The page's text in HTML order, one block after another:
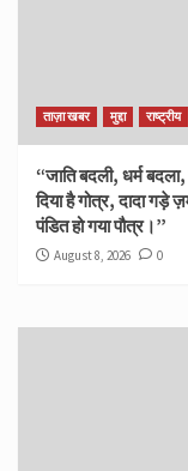
ताज़ा खबर मुद्दा राष्ट्रीय
“जाति बदली, धर्म
दिया है गोत्र, दादा गड़े
पंडित हो गया पौत्र।”
August 8, 2026 0